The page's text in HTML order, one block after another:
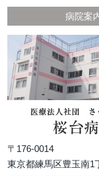
病院案
〒176-0014
東京都練馬区豊玉南1